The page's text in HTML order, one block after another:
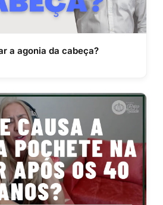
a agonia da cabeça?